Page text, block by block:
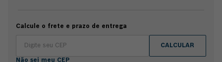
ferramenta, bateria ou carregador desde que sejam da
podem ser vendidos separadamente para maximizar a
hora da compra. Este produto não acompanha bateria.
Calcule o frete e prazo de entrega
CALCULAR
Não sei meu CEP